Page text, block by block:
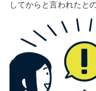
してからと言われたと